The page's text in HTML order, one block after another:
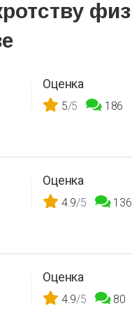
Оценка
5/5 186
Оценка
4.9/5 136
Оценка
4.9/5 80